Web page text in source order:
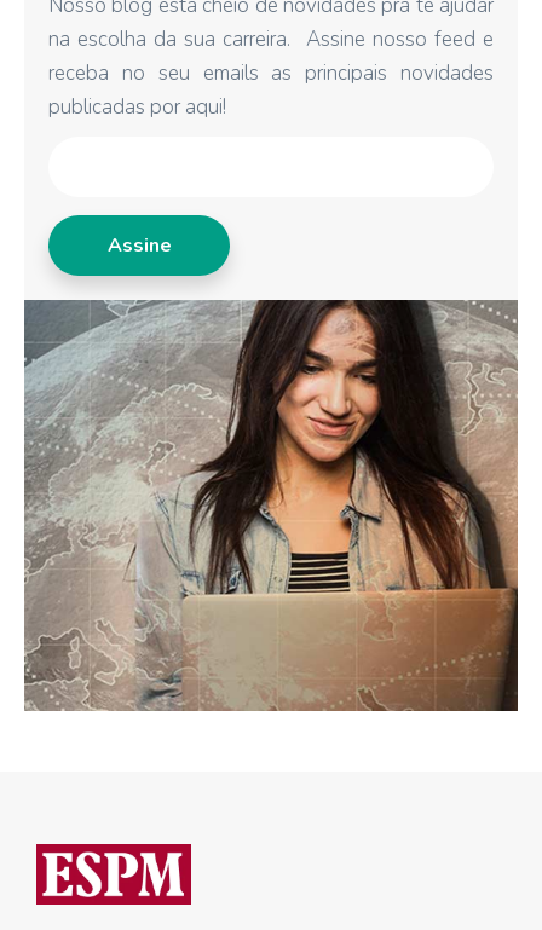
na escolha da sua carreira. Assine nosso feed e
receba no seu emails as principais novidades
publicadas por aqui!